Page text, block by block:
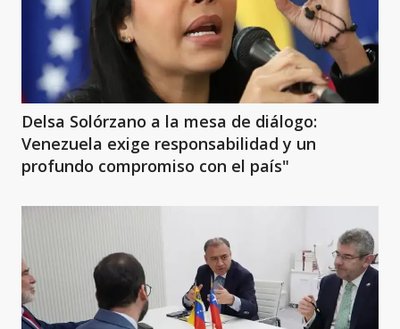
Delsa Solórzano a la mesa de diálogo:
Venezuela exige responsabilidad y un
profundo compromiso con el país"